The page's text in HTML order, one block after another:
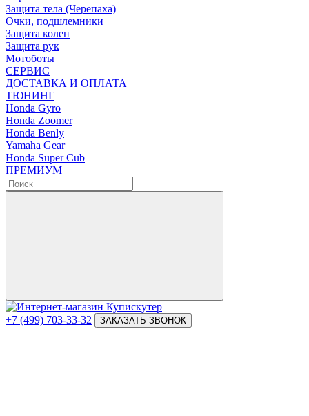
Защита тела (Черепаха)
Очки, подшлемники
Защита колен
Защита рук
Мотоботы
СЕРВИС
ДОСТАВКА И ОПЛАТА
ТЮНИНГ
Honda Gyro
Honda Zoomer
Honda Benly
Yamaha Gear
Honda Super Cub
ПРЕМИУМ
+7 (499) 703-33-32 ЗАКАЗАТЬ ЗВОНОК